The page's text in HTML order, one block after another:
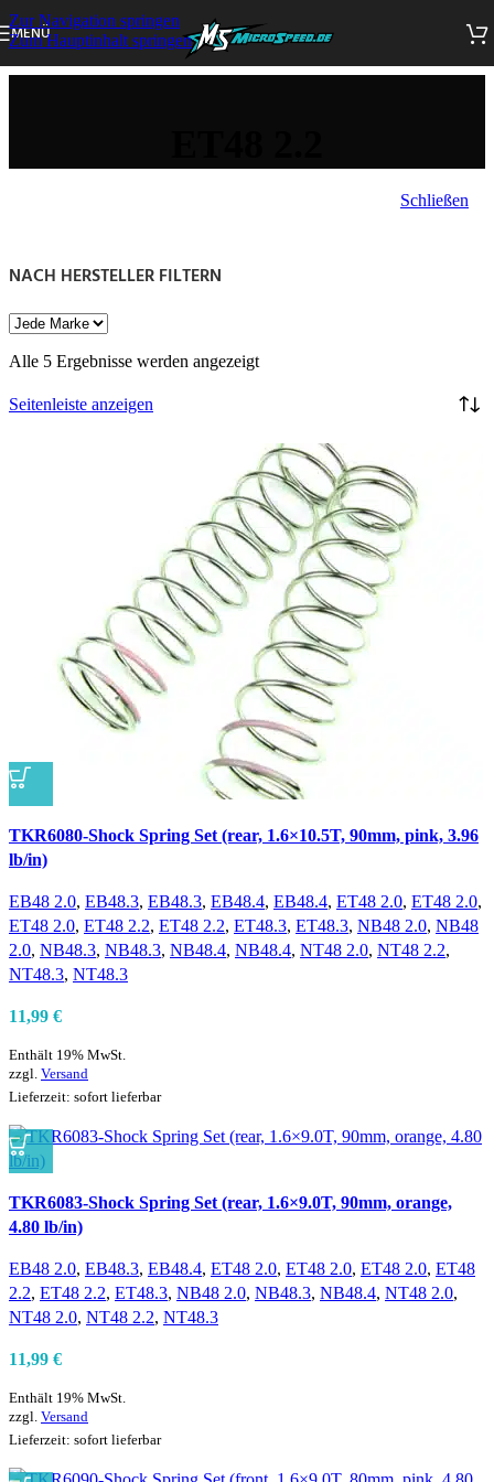
Zur Navigation springen
Zum Hauptinhalt springen
MENÜ
Schließen
NACH HERSTELLER FILTERN
Alle 5 Ergebnisse werden angezeigt
Seitenleiste anzeigen
Schnellansicht
Zur Wunschliste hinzufügen
TKR6080-Shock Spring Set (rear, 1.6×10.5T, 90mm, pink, 3.96
lb/in)
EB48 2.0, EB48.3, EB48.3, EB48.4, EB48.4, ET48 2.0, ET48 2.0,
ET48 2.0, ET48 2.2, ET48 2.2, ET48.3, ET48.3, NB48 2.0, NB48
2.0, NB48.3, NB48.3, NB48.4, NB48.4, NT48 2.0, NT48 2.2,
NT48.3, NT48.3
11,99 €
Enthält 19% MwSt.
zzgl. Versand
Lieferzeit: sofort lieferbar
Schnellansicht
Zur Wunschliste hinzufügen
TKR6083-Shock Spring Set (rear, 1.6×9.0T, 90mm, orange,
4.80 lb/in)
EB48 2.0, EB48.3, EB48.4, ET48 2.0, ET48 2.0, ET48 2.0, ET48
2.2, ET48 2.2, ET48.3, NB48 2.0, NB48.3, NB48.4, NT48 2.0,
NT48 2.0, NT48 2.2, NT48.3
11,99 €
Enthält 19% MwSt.
zzgl. Versand
Lieferzeit: sofort lieferbar